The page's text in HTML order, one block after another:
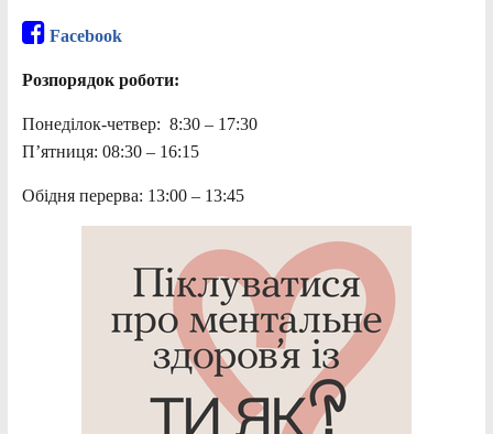
Facebook
Розпорядок роботи:
Понеділок-четвер: 8:30 – 17:30
П’ятниця: 08:30 – 16:15
Обідня перерва: 13:00 – 13:45